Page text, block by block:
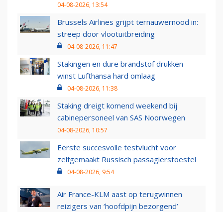
04-08-2026, 13:54
Brussels Airlines grijpt ternauwernood in:
streep door vlootuitbreiding
04-08-2026, 11:47
Stakingen en dure brandstof drukken
winst Lufthansa hard omlaag
04-08-2026, 11:38
Staking dreigt komend weekend bij
cabinepersoneel van SAS Noorwegen
04-08-2026, 10:57
Eerste succesvolle testvlucht voor
zelfgemaakt Russisch passagierstoestel
04-08-2026, 9:54
Air France-KLM aast op terugwinnen
reizigers van ‘hoofdpijn bezorgend’